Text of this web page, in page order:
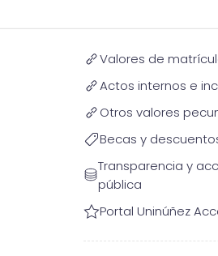
Valores de
Actos internos e
Otros valores
Becas y
Transparencia y
pública
Portal Uninúñez